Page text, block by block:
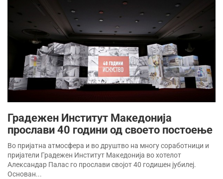
Градежен Институт Македонија
прослави 40 години од своето постоење
Во пријатна атмосфера и во друштво на многу соработници и
пријатели Градежен Институт Македонија во хотелот
Александар Палас го прослави својот 40 годишен јубилеј.
Основан...